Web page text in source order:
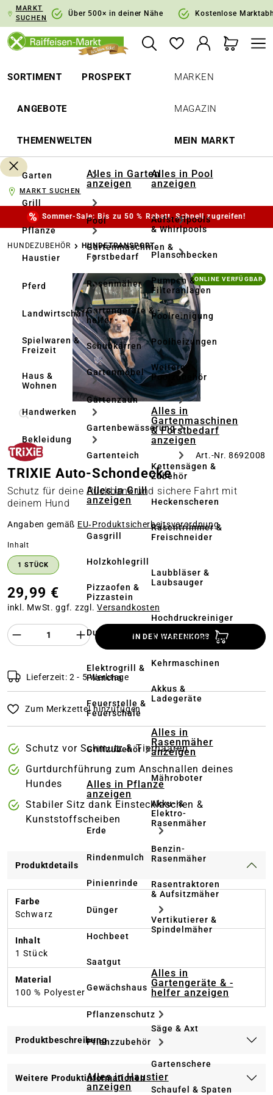
Zur Hauptnavigation springen
MARKT
SUCHEN
Über 500× in deiner Nähe Kostenlose
SORTIMENT PROSPEKT
ANGEBOTE
THEMENWELTEN
MARKEN
MAGAZIN
MEIN MARKT
Garten
Grill
Pflanze
Haustier
Pferd
Landwirtschaft
Spielwaren &
Freizeit
Haus &
Wohnen
Handwerken
Bekleidung
Alles in Garten
anzeigen
Pool
Gartenmaschinen &
Forstbedarf
Rasenmäher
Gartengeräte & -
helfer
Schubkarren
Gartenmöbel
Gartenzaun
Gartenbewässerung
Gartenteich
Alles in Grill
anzeigen
Gasgrill
Holzkohlegrill
Pizzaofen &
Pizzastein
Dutch Oven
Elektrogrill &
Plancha
Feuerstelle &
Feuerschale
Grillzubehör
Alles in Pflanze
anzeigen
Erde
Rindenmulch
Pinienrinde
Dünger
Hochbeet
Saatgut
Gewächshaus
Pflanzenschutz
Pflanzzubehör
Alles in Haustier
anzeigen
Alles in Pool
anzeigen
Aufstellpools
& Whirlpools
Planschbecken
Pumpen &
Filteranlagen
Poolreinigung
Poolheizungen
Weiteres
Poolzubehör
Alles in
Gartenmaschinen
& Forstbedarf
anzeigen
Kettensägen &
Zubehör
Heckenscheren
Rasentrimmer &
Freischneider
Laubbläser &
Laubsauger
Hochdruckreiniger
Terrassenreinigung
Kehrmaschinen
Akkus &
Ladegeräte
Alles in
Rasenmäher
anzeigen
Mähroboter
Akku- &
Elektro-
Rasenmäher
Benzin-
Rasenmäher
Rasentraktoren
& Aufsitzmäher
Vertikutierer &
Spindelmäher
Alles in
Gartengeräte & -
helfer anzeigen
Säge & Axt
Gartenschere
Schaufel & Spaten
MARKT SUCHEN
Sommer-Sale: Bis zu 50 % Rabatt. Schnell zugreifen!
HUNDEZUBEHÖR HUNDETRANSPORT
Bildergalerie überspringen ONLINE VERFÜGBAR
Art.-Nr. 8692008
TRIXIE Auto-Schondecke
Schutz für deine Rückbank und sichere Fahrt mit
deinem Hund
Angaben gemäß EU‑Produktsicherheitsverordnung
Inhalt
1 STÜCK
29,99 €
inkl. MwSt. ggf. zzgl.Versandkosten
Produkt Anzahl des Produktes
IN DEN WARENKORB
Lieferzeit: 2 - 5 Werktage
Zum Merkzettel hinzufügen
Schutz vor Schmutz & Tierhaaren
Gurtdurchführung zum Anschnallen deines
Hundes
Stabiler Sitz dank Einstecklaschen &
Kunststoffscheiben
Produktdetails
Farbe
Schwarz
Inhalt
1 Stück
Material
100 % Polyester
Produktbeschreibung
Weitere Produktinformationen